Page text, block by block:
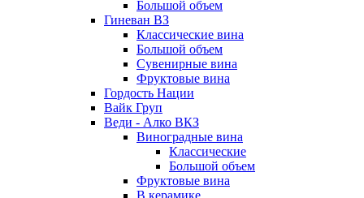
Большой объем
Гиневан ВЗ
Классические вина
Большой объем
Сувенирные вина
Фруктовые вина
Гордость Нации
Вайк Груп
Веди - Алко ВКЗ
Виноградные вина
Классические
Большой объем
Фруктовые вина
В керамике